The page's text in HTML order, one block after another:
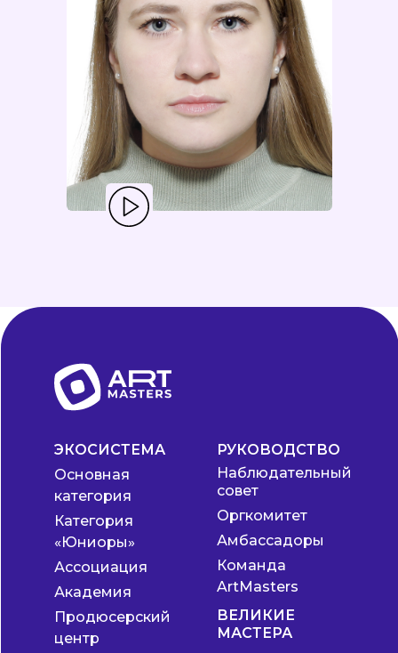
РУКОВОДСТВО
ВЕЛИКИЕ
МАСТЕРА
Наблюдательный
совет
Амбассадоры
Команда
ArtMasters
ЭКОСИСТЕМА
Ассоциация
Академия
Продюсерский
центр
Основная
категория
Категория
«Юниоры»
Оргкомитет